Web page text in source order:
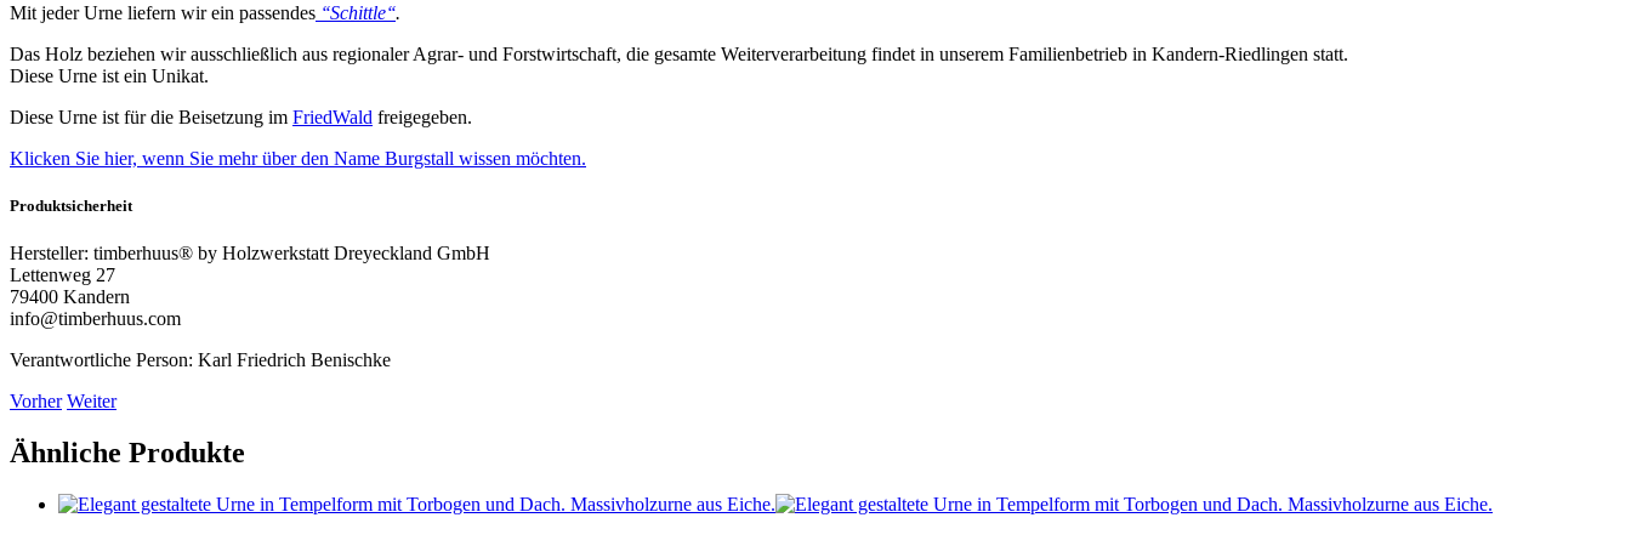
Mit jeder Urne liefern wir ein passendes ‘‘Schittle‘‘.
Das Holz beziehen wir ausschließlich aus regionaler Agrar- und Forstwirtschaft, die gesamte Weiterverarbeitung findet in unserem Familienbetrieb in Kandern-Riedlingen statt.
Diese Urne ist ein Unikat.
Diese Urne ist für die Beisetzung im FriedWald freigegeben.
Klicken Sie hier, wenn Sie mehr über den Name Burgstall wissen möchten.
Produktsicherheit
Hersteller: timberhuus® by Holzwerkstatt Dreyeckland GmbH
Lettenweg 27
79400 Kandern
info@timberhuus.com
Verantwortliche Person: Karl Friedrich Benischke
Vorher Weiter
Ähnliche Produkte